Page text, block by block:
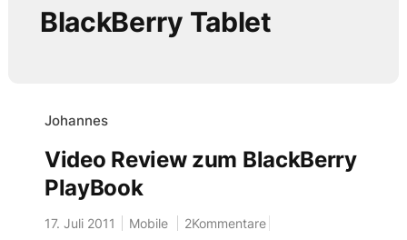
BlackBerry Tablet
Johannes
Video Review zum BlackBerry
PlayBook
17. Juli 2011 Mobile 2Kommentare